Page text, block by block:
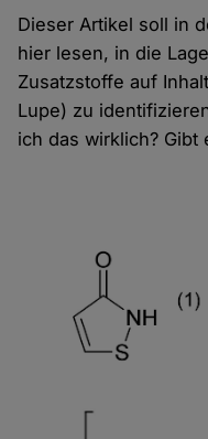
Dieser Artikel soll in
hier lesen, in die
Zusatzstoffe auf
Lupe) zu
ich das wirklich? Gibt